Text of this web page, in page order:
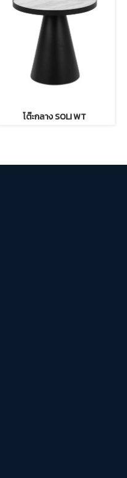
โต๊ะกลาง SOLI WT